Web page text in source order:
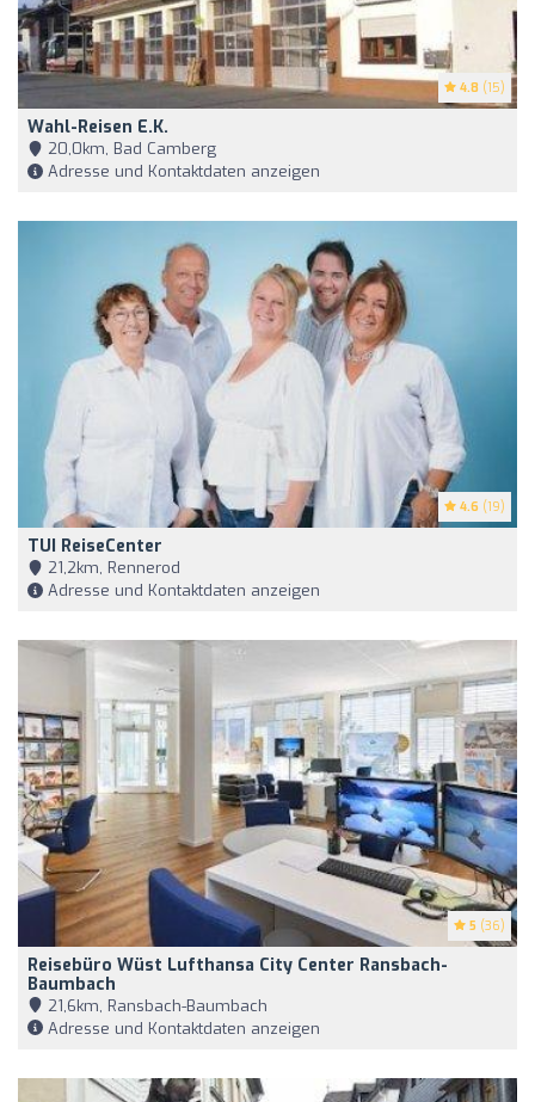
4.8 (15)
Wahl-Reisen E.K.
20,0km, Bad Camberg
Adresse und Kontaktdaten anzeigen
4.6 (19)
TUI ReiseCenter
21,2km, Rennerod
Adresse und Kontaktdaten anzeigen
5 (36)
Reisebüro Wüst Lufthansa City Center Ransbach-
Baumbach
21,6km, Ransbach-Baumbach
Adresse und Kontaktdaten anzeigen